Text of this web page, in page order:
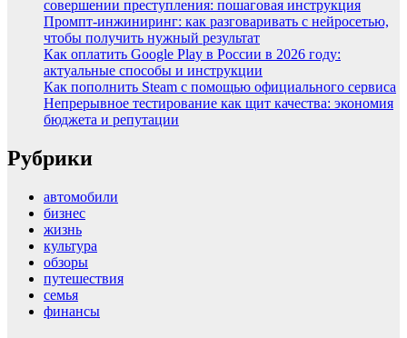
совершении преступления: пошаговая инструкция
Промпт-инжиниринг: как разговаривать с нейросетью,
чтобы получить нужный результат
Как оплатить Google Play в России в 2026 году:
актуальные способы и инструкции
Как пополнить Steam с помощью официального сервиса
Непрерывное тестирование как щит качества: экономия
бюджета и репутации
Рубрики
автомобили
бизнес
жизнь
культура
обзоры
путешествия
семья
финансы